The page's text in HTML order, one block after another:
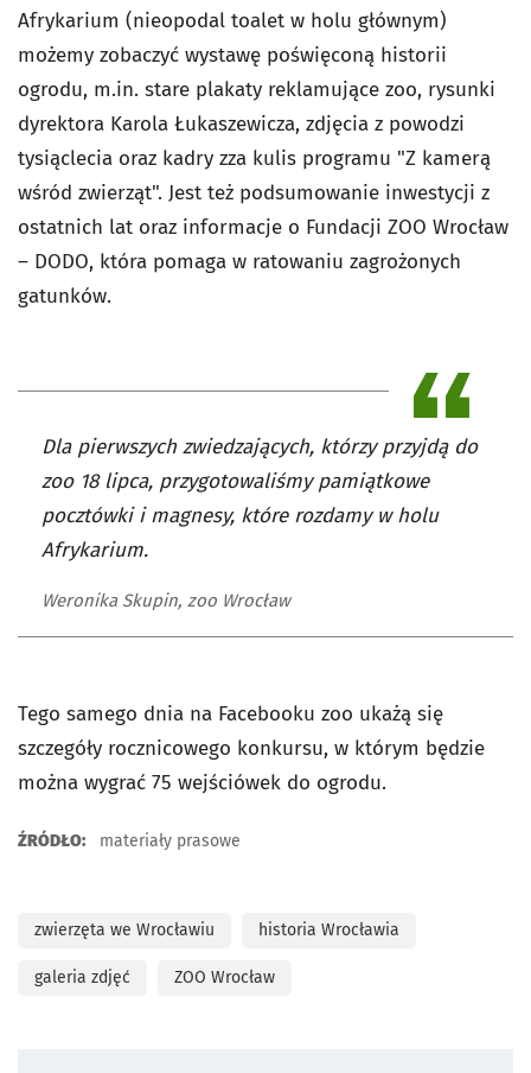
Afrykarium (nieopodal toalet w holu głównym)
możemy zobaczyć wystawę poświęconą historii
ogrodu, m.in. stare plakaty reklamujące zoo, rysunki
dyrektora Karola Łukaszewicza, zdjęcia z powodzi
tysiąclecia oraz kadry zza kulis programu "Z kamerą
wśród zwierząt". Jest też podsumowanie inwestycji z
ostatnich lat oraz informacje o Fundacji ZOO Wrocław
– DODO, która pomaga w ratowaniu zagrożonych
gatunków.
Dla pierwszych zwiedzających, którzy przyjdą do
zoo 18 lipca, przygotowaliśmy pamiątkowe
pocztówki i magnesy, które rozdamy w holu
Afrykarium.
Weronika Skupin, zoo Wrocław
Tego samego dnia na Facebooku zoo ukażą się
szczegóły rocznicowego konkursu, w którym będzie
można wygrać 75 wejściówek do ogrodu.
ŹRÓDŁO: materiały prasowe
zwierzęta we Wrocławiu historia Wrocławia
galeria zdjęć ZOO Wrocław